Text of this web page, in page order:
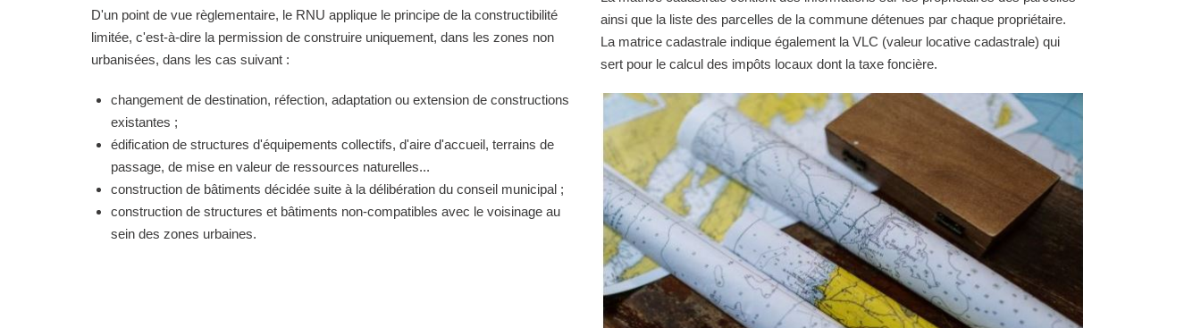
D'un point de vue règlementaire, le RNU applique le principe de la constructibilité
limitée, c'est-à-dire la permission de construire uniquement, dans les zones non
urbanisées, dans les cas suivant :
changement de destination, réfection, adaptation ou extension de constructions
existantes ;
édification de structures d'équipements collectifs, d'aire d'accueil, terrains de
passage, de mise en valeur de ressources naturelles...
construction de bâtiments décidée suite à la délibération du conseil municipal ;
construction de structures et bâtiments non-compatibles avec le voisinage au
sein des zones urbaines.
ainsi que la liste des parcelles de la commune détenues par chaque propriétaire.
La matrice cadastrale indique également la VLC (valeur locative cadastrale) qui
sert pour le calcul des impôts locaux dont la taxe foncière.